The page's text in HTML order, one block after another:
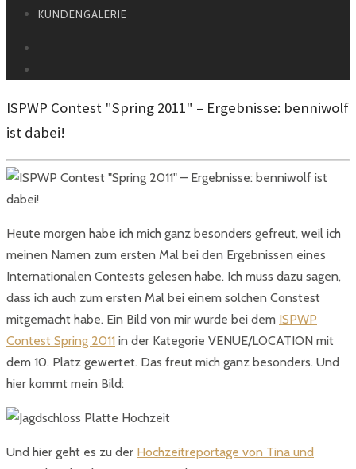
KUNDENGALERIE
ISPWP Contest "Spring 2011" – Ergebnisse: benniwolf
ist dabei!
Heute morgen habe ich mich ganz besonders gefreut, weil ich
meinen Namen zum ersten Mal bei den Ergebnissen eines
Internationalen Contests gelesen habe. Ich muss dazu sagen,
dass ich auch zum ersten Mal bei einem solchen Constest
mitgemacht habe. Ein Bild von mir wurde bei dem ISPWP
Contest Spring 2011 in der Kategorie VENUE/LOCATION mit
dem 10. Platz gewertet. Das freut mich ganz besonders. Und
hier kommt mein Bild:
Und hier geht es zu der Hochzeitreportage von Tina und